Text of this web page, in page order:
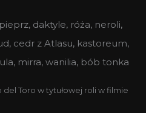
daktyle, róża, neroli,
cedr z Atlasu, kastoreum,
mirra, wanilia, bób tonka
Toro w tytułowej roli w filmie